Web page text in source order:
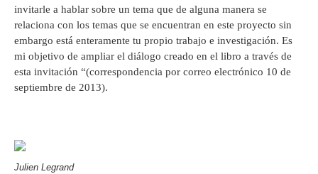
invitarle a hablar sobre un tema que de alguna manera se
relaciona con los temas que se encuentran en este proyecto sin
embargo está enteramente tu propio trabajo e investigación. Es
mi objetivo de ampliar el diálogo creado en el libro a través de
esta invitación “(correspondencia por correo electrónico 10 de
septiembre de 2013).
Julien Legrand